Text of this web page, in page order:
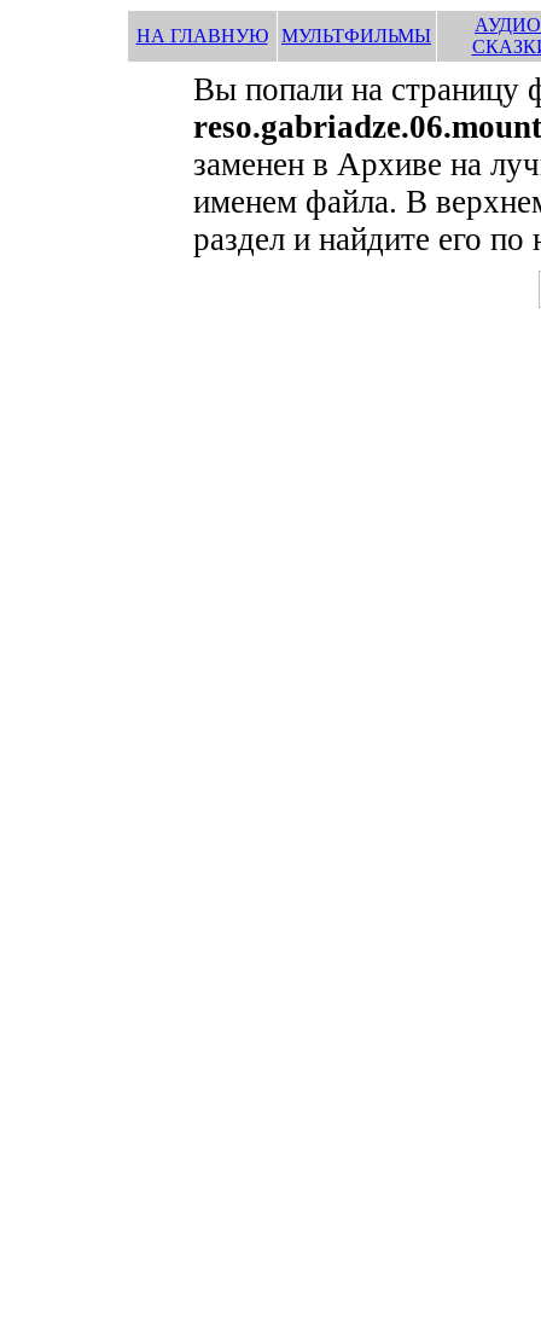
НА ГЛАВНУЮ МУЛЬТФИЛЬМЫ
Вы попали на страницу
заменен в Архиве на
именем файла. В
раздел и найдите его по